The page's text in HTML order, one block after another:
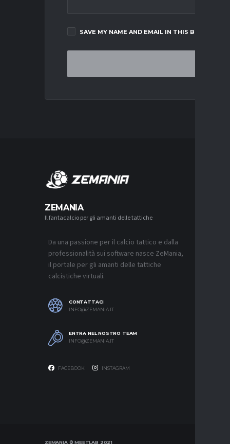
SAVE MY NAME AND EMAIL IN THIS BROWSER
ZEMANIA
Il fantacalcio per gli amanti delle tattiche
Da una passione per il calcio tattico e dalla
professionalità sui software nasce ZeMania,
il portale per gli amanti delle tattiche
calcistiche virtuali.
CONTATTACI
INFO@ZEMANIA.IT
ENTRA NEL NOSTRO TEAM
INFO@ZEMANIA.IT
FACEBOOK INSTAGRAM
ZEMANIA © MEETLAB 2021